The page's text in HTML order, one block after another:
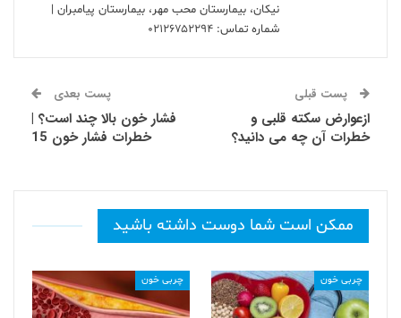
نیکان، بیمارستان محب مهر، بیمارستان پیامبران |
شماره تماس: ۰۲۱۲۶۷۵۲۲۹۴
پست قبلی
ازعوارض سکته قلبی و
خطرات آن چه می دانید؟
پست بعدی
فشار خون بالا چند است؟ |
خطرات فشار خون 15
ممکن است شما دوست داشته باشید
چربی خون چربی خون